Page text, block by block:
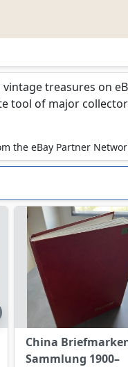
treasures on
tool of major
the eBay Partner
preview
China
Sammlung 1900–